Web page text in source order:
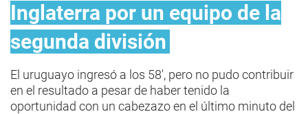
Inglaterra por un equipo de la
segunda división
El uruguayo ingresó a los 58', pero no pudo contribuir
en el resultado a pesar de haber tenido la
oportunidad con un cabezazo en el último minuto del